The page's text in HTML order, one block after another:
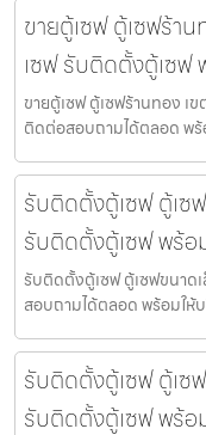
ขายตู้เซฟ ตู้เซฟร้า
เซฟ รับติดตั้งตู้เซฟ
ขายตู้เซฟ ตู้เซฟร้านทอง เ
ติดต่อสอบถามได้ตลอด พร้
รับติดตั้งตู้เซฟ ตู้เซ
รับติดตั้งตู้เซฟ พร้
รับติดตั้งตู้เซฟ ตู้เซฟขนาด
สอบถามได้ตลอด พร้อมให้
รับติดตั้งตู้เซฟ ตู้เซ
รับติดตั้งตู้เซฟ พร้